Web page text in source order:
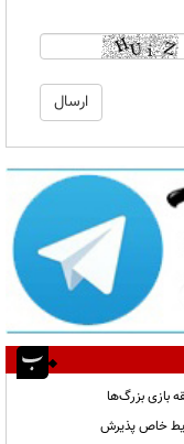
بازی بزرگ‌ها
خاص پذیرش